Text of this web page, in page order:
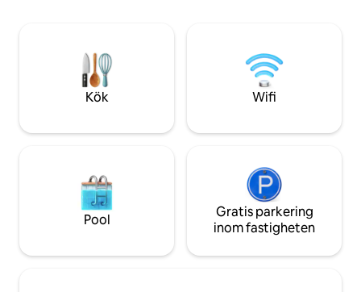
snabbt videorundtur i grannskapet:
https://www.visitmilwaukee.org/neighborhoods/bay-
Kök Wifi
Pool
Gratis parkering
inom fastigheten